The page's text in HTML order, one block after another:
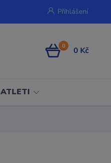
Přihlášení
0 0 Kč
ATLETI